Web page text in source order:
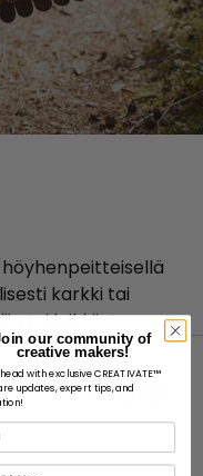
karkki tai
tai leikkiin!
our community of
creative makers!
with exclusive CREATIVATE™
updates, expert tips, and